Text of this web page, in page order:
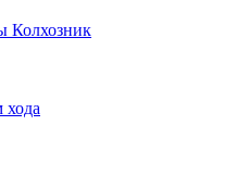
Колхозник
хода